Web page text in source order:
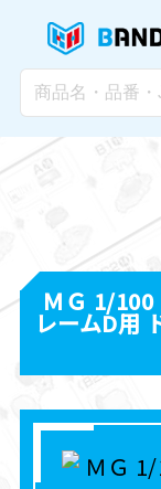
ＭＧ 1/100
レームD用